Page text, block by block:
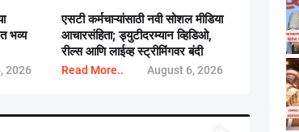
भव्य
2026
एसटी कर्मचाऱ्यांसाठी नवी सोशल मीडिया
आचारसंहिता; ड्युटीदरम्यान व्हिडिओ,
रील्स आणि लाईव्ह स्ट्रीमिंगवर बंदी
Read More.. August 6, 2026